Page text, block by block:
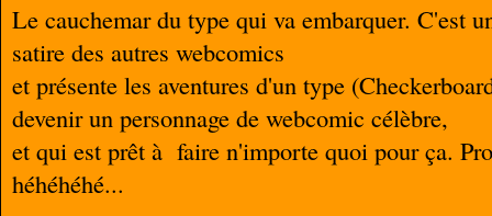
Le cauchemar du type qui va embarquer. C'est
satire des autres webcomics
et présente les aventures d'un type
devenir un personnage de webcomic célèbre,
et qui est prêt à faire n'importe quoi pour ça.
héhéhéhé...